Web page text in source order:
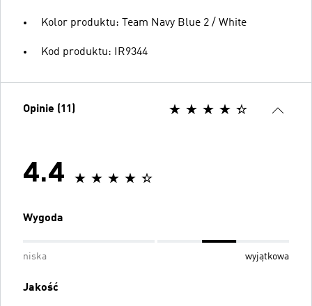
Kolor produktu: Team Navy Blue 2 / White
Kod produktu: IR9344
Opinie (11)
4.4
Wygoda
niska wyjątkowa
Jakość